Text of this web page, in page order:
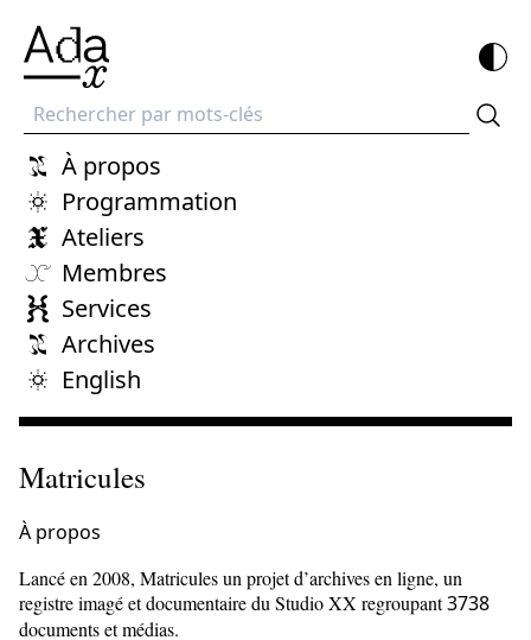
Recherche
À propos
Programmation
Ateliers
Membres
Services
Archives
English
Matricules
À propos
Lancé en 2008, Matricules un projet d’archives en ligne, un
registre imagé et documentaire du Studio XX regroupant3738
documents et médias.